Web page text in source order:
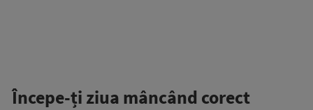
Începe-ți ziua mâncând corect